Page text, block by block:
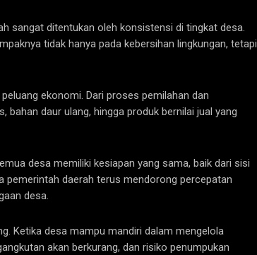
sangat ditentukan oleh konsistensi di tingkat desa.
tidak hanya pada kebersihan lingkungan, tetapi
ekonomi. Dari proses pemilahan dan
daur ulang, hingga produk bernilai jual yang
desa memiliki kesiapan yang sama, baik dari sisi
pemerintah daerah terus mendorong percepatan
desa.
Ketika desa mampu mandiri dalam mengelola
akan berkurang, dan risiko penumpukan